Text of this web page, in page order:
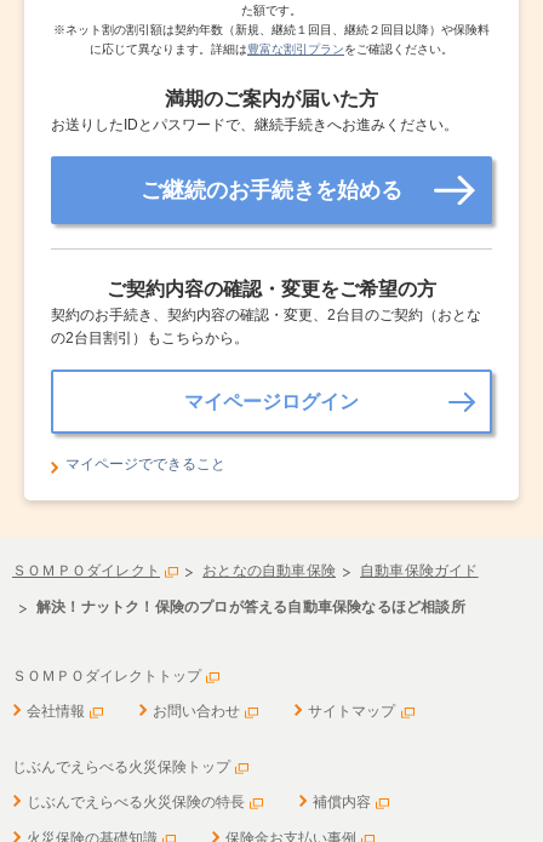
た額です。
※ネット割の割引額は契約年数（新規、継続１回目、継続２回目以降）や保険料
に応じて異なります。詳細は豊富な割引プランをご確認ください。
満期のご案内が届いた方
お送りしたIDとパスワードで、継続手続きへお進みください。
ご継続のお手続きを始める
ご契約内容の確認・変更をご希望の方
契約のお手続き、契約内容の確認・変更、2台目のご契約（おとな
の2台目割引）もこちらから。
マイページログイン
マイページでできること
ＳＯＭＰＯダイレクト おとなの自動車保険 自動車保険ガイド
解決！ナットク！保険のプロが答える自動車保険なるほど相談所
ＳＯＭＰＯダイレクトトップ
会社情報 お問い合わせ サイトマップ
じぶんでえらべる火災保険トップ
じぶんでえらべる火災保険の特長 補償内容